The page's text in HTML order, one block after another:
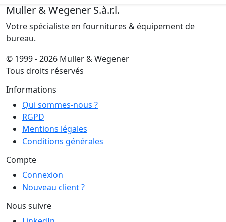
Muller & Wegener S.à.r.l.
Votre spécialiste en fournitures & équipement de
bureau.
© 1999 - 2026 Muller & Wegener
Tous droits réservés
Informations
Qui sommes-nous ?
RGPD
Mentions légales
Conditions générales
Compte
Connexion
Nouveau client ?
Nous suivre